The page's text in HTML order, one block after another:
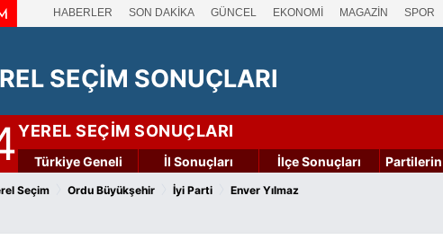
HABERLER SON DAKİKA GÜNCEL EKONOMİ MAGAZİN SPOR
SEÇİM SONUÇLARI
YEREL SEÇİM SONUÇLARI
Türkiye Geneli İl Sonuçları İlçe Sonuçları
Seçim Ordu Büyükşehir İyi Parti Enver Yılmaz